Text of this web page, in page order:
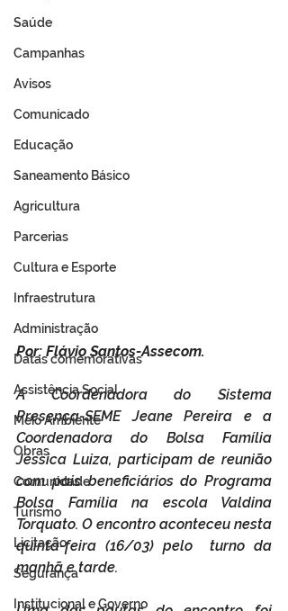
Saúde
Campanhas
Avisos
Comunicado
Educação
Saneamento Básico
Agricultura
Parcerias
Cultura e Esporte
Infraestrutura
Administração
Datas comemorativas
Assistência Social
Meio Ambiente
Obras
Comunidade
Turismo
Licitação
Segurança
Institucional e Governo
Por: Flávio Santos-Assecom.
A Coordenadora do Sistema
Presença-SEME Jeane Pereira e a
Coordenadora do Bolsa Família
Jéssica Luiza, participam de reunião
com pais beneficiários do Programa
Bolsa Família na escola Valdina
Torquato. O encontro aconteceu nesta
quinta-feira (16/03) pelo  turno da
manhã e tarde.